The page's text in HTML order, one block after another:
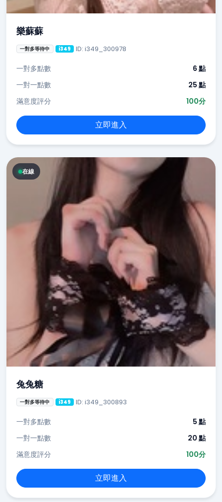
樂蘇蘇
一對多等待中 i349 ID: i349_300978
一對多點數
6 點
一對一點數
25 點
滿意度評分
100分
立即進入
在線
兔兔糖
一對多等待中 i349 ID: i349_300893
一對多點數
5 點
一對一點數
20 點
滿意度評分
100分
立即進入